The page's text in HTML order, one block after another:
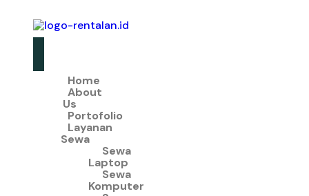
Home
About
Us
Portofolio
Layanan
Sewa
Sewa
Laptop
Sewa
Komputer